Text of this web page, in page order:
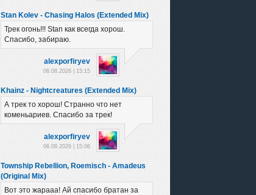
Stan Kolev - Chasing Halos (Extended Mix)
Трек огонь!!! Stan как всегда хорош.
Спасибо, забираю.
alexporfiryev
06.08.2026 | 15:15
Khainz - Nightcreatures (Extended Mix)
А трек то хорош! Странно что нет
коменьариев. Спасибо за трек!
alexporfiryev
06.08.2026 | 15:06
Township Rebellion, Roemisch - Amadeus
(Original Mix)
Вот это жарааа! Ай спасибо братан за